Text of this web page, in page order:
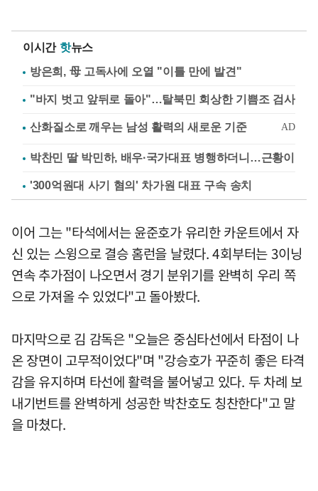
이시간 핫뉴스
방은희, 母 고독사에 오열 "이틀 만에 발견"
"바지 벗고 앞뒤로 돌아"…탈북민 회상한 기쁨조 검사
박찬민 딸 박민하, 배우·국가대표 병행하더니…근황이
'300억원대 사기 혐의' 차가원 대표 구속 송치
이어 그는 "타석에서는 윤준호가 유리한 카운트에서 자
신 있는 스윙으로 결승 홈런을 날렸다. 4회부터는 3이닝
연속 추가점이 나오면서 경기 분위기를 완벽히 우리 쪽
으로 가져올 수 있었다"고 돌아봤다.
마지막으로 김 감독은 "오늘은 중심타선에서 타점이 나
온 장면이 고무적이었다"며 "강승호가 꾸준히 좋은 타격
감을 유지하며 타선에 활력을 불어넣고 있다. 두 차례 보
내기번트를 완벽하게 성공한 박찬호도 칭찬한다"고 말
을 마쳤다.